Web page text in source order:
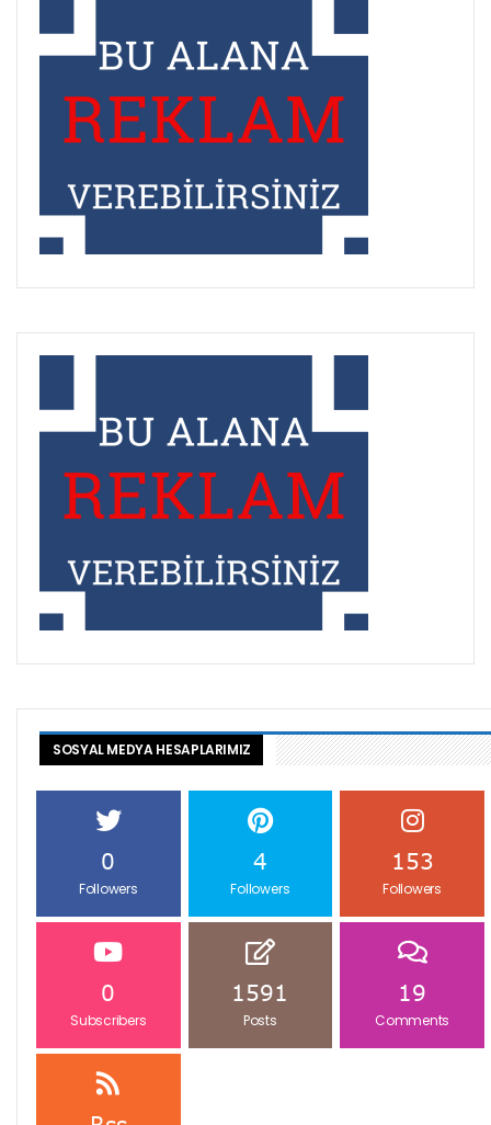
SOSYAL MEDYA HESAPLARIMIZ
0
Followers
4
Followers
153
Followers
0
Subscribers
1591
Posts
19
Comments